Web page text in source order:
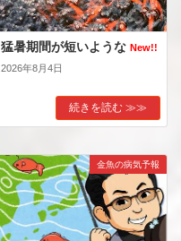
猛暑期間が短いような New!!
2026年8月4日
続きを読む ≫≫
金魚の病気予報